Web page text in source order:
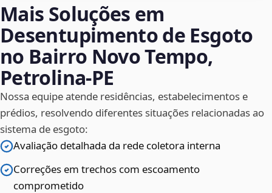
Mais Soluções em
Desentupimento de Esgoto
no Bairro Novo Tempo,
Petrolina‑PE
Nossa equipe atende residências, estabelecimentos e
prédios, resolvendo diferentes situações relacionadas ao
sistema de esgoto:
Avaliação detalhada da rede coletora interna
Correções em trechos com escoamento
comprometido